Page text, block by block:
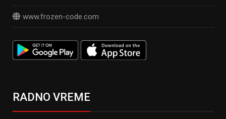
www.frozen-code.com
RADNO VREME